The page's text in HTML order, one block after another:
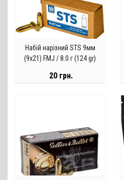
Набій нарізний STS 9мм
(9х21) FMJ / 8.0 г (124 gr)
20 грн.